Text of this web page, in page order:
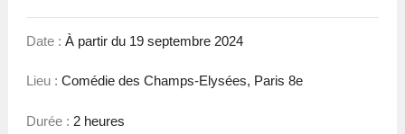
Date : À partir du 19 septembre 2024
Lieu : Comédie des Champs-Elysées, Paris 8e
Durée : 2 heures